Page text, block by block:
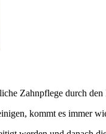
Zahnpflege durch
kommt es immer